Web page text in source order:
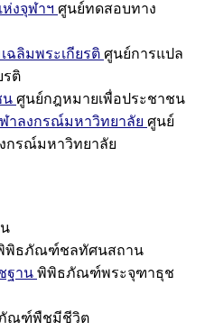
งจุฬาฯ ศูนย์ทดสอบทาง
ฉลิมพระเกียรติ ศูนย์การแปล
รติ
น ศูนย์กฎหมายเพื่อประชาชน
าลงกรณ์มหาวิทยาลัย ศูนย์
กรณ์มหาวิทยาลัย
พิธภัณฑ์ชลทัศนสถาน
ฐาน พิพิธภัณฑ์พระจุฑาธุช
ณฑ์พืชมีชีวิต